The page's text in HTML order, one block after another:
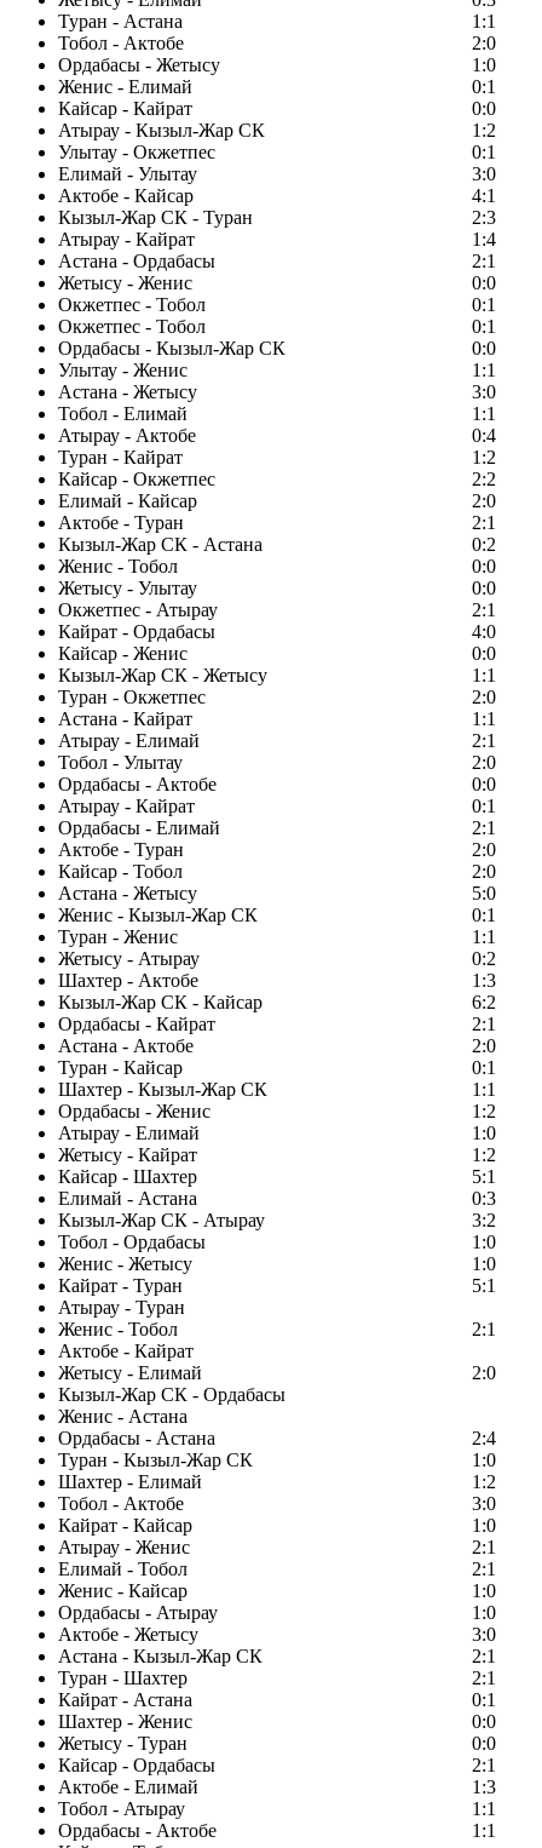
Туран - Астана
1:1
Тобол - Актобе
2:0
Ордабасы - Жетысу
1:0
Женис - Елимай
0:1
Кайсар - Кайрат
0:0
Атырау - Кызыл-Жар СК
1:2
Улытау - Окжетпес
0:1
Елимай - Улытау
3:0
Актобе - Кайсар
4:1
Кызыл-Жар СК - Туран
2:3
Атырау - Кайрат
1:4
Астана - Ордабасы
2:1
Жетысу - Женис
0:0
Окжетпес - Тобол
0:1
Окжетпес - Тобол
0:1
Ордабасы - Кызыл-Жар СК
0:0
Улытау - Женис
1:1
Астана - Жетысу
3:0
Тобол - Елимай
1:1
Атырау - Актобе
0:4
Туран - Кайрат
1:2
Кайсар - Окжетпес
2:2
Елимай - Кайсар
2:0
Актобе - Туран
2:1
Кызыл-Жар СК - Астана
0:2
Женис - Тобол
0:0
Жетысу - Улытау
0:0
Окжетпес - Атырау
2:1
Кайрат - Ордабасы
4:0
Кайсар - Женис
0:0
Кызыл-Жар СК - Жетысу
1:1
Туран - Окжетпес
2:0
Астана - Кайрат
1:1
Атырау - Елимай
2:1
Тобол - Улытау
2:0
Ордабасы - Актобе
0:0
Атырау - Кайрат
0:1
Ордабасы - Елимай
2:1
Актобе - Туран
2:0
Кайсар - Тобол
2:0
Астана - Жетысу
5:0
Женис - Кызыл-Жар СК
0:1
Туран - Женис
1:1
Жетысу - Атырау
0:2
Шахтер - Актобе
1:3
Кызыл-Жар СК - Кайсар
6:2
Ордабасы - Кайрат
2:1
Астана - Актобе
2:0
Туран - Кайсар
0:1
Шахтер - Кызыл-Жар СК
1:1
Ордабасы - Женис
1:2
Атырау - Елимай
1:0
Жетысу - Кайрат
1:2
Кайсар - Шахтер
5:1
Елимай - Астана
0:3
Кызыл-Жар СК - Атырау
3:2
Тобол - Ордабасы
1:0
Женис - Жетысу
1:0
Кайрат - Туран
5:1
Атырау - Туран
Женис - Тобол
2:1
Актобе - Кайрат
Жетысу - Елимай
2:0
Кызыл-Жар СК - Ордабасы
Женис - Астана
Ордабасы - Астана
2:4
Туран - Кызыл-Жар СК
1:0
Шахтер - Елимай
1:2
Тобол - Актобе
3:0
Кайрат - Кайсар
1:0
Атырау - Женис
2:1
Елимай - Тобол
2:1
Женис - Кайсар
1:0
Ордабасы - Атырау
1:0
Актобе - Жетысу
3:0
Астана - Кызыл-Жар СК
2:1
Туран - Шахтер
2:1
Кайрат - Астана
0:1
Шахтер - Женис
0:0
Жетысу - Туран
0:0
Кайсар - Ордабасы
2:1
Актобе - Елимай
1:3
Тобол - Атырау
1:1
Ордабасы - Актобе
1:1